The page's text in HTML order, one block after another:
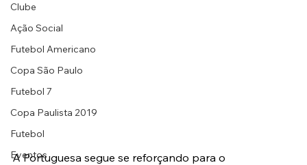
Clube
Ação Social
Futebol Americano
Copa São Paulo
Futebol 7
Copa Paulista 2019
Futebol
Eventos
A Portuguesa segue se reforçando para o